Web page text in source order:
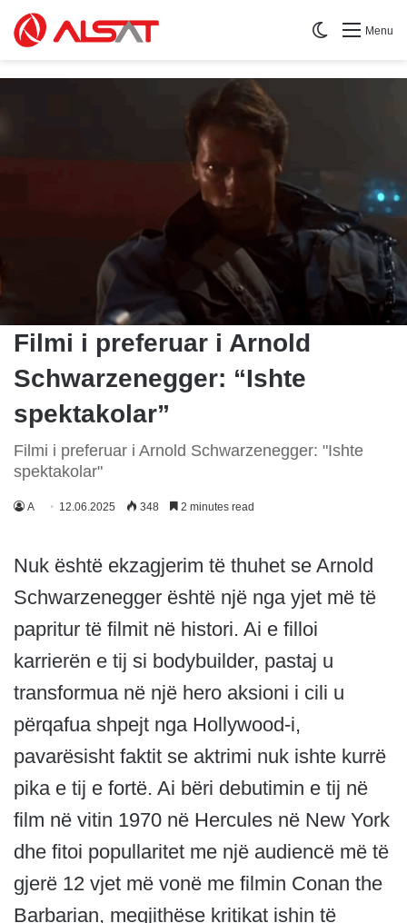
Menu
Switch skin
Filmi i preferuar i Arnold
Schwarzenegger: “Ishte
spektakolar”
Filmi i preferuar i Arnold Schwarzenegger: "Ishte
spektakolar"
A 12.06.2025 348 2 minutes read
Nuk është ekzagjerim të thuhet se Arnold
Schwarzenegger është një nga yjet më të
papritur të filmit në histori. Ai e filloi
karrierën e tij si bodybuilder, pastaj u
transformua në një hero aksioni i cili u
përqafua shpejt nga Hollywood-i,
pavarësisht faktit se aktrimi nuk ishte kurrë
pika e tij e fortë. Ai bëri debutimin e tij në
film në vitin 1970 në Hercules në New York
dhe fitoi popullaritet me një audiencë më të
gjerë 12 vjet më vonë me filmin Conan the
Barbarian, megjithëse kritikat ishin të